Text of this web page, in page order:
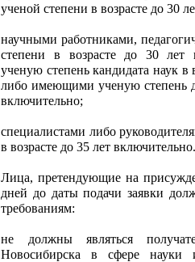
ученой степени в возрасте до 30
научными работниками,
степени в возрасте до 30
ученую степень кандидата наук в
либо имеющими ученую степень
включительно;
специалистами либо
в возрасте до 35 лет включительно.
Лица, претендующие на
дней до даты подачи заявки
требованиям:
не должны являться
Новосибирска в сфере